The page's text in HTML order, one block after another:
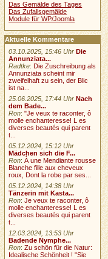
Das Gemälde des Tages
Das Zufallsgemälde
Module für WP/Joomla
Aktuelle Kommentare
03.10.2025, 15:46 Uhr Die
Annunziata...
Radtke: Die Zuschreibung als
Annunziata scheint mir
zweifelhaft zu sein, der Blic
ist na...
25.06.2025, 17:44 Uhr Nach
dem Bade...
Ron:"Je veux te raconter, ô
molle enchanteresse! L es
diverses beautés qui parent
t...
05.12.2024, 15:12 Uhr
Mädchen sich die F...
Ron:À une Mendiante rousse
Blanche fille aux cheveux
roux, Dont la robe par ses...
05.12.2024, 14:38 Uhr
Tänzerin mit Kasta...
Ron:Je veux te raconter, ô
molle enchanteresse! L es
diverses beautés qui parent
t...
12.03.2024, 13:53 Uhr
Badende Nymphe...
Ron:Zu schön für die Natur:
Idealische Schönheit ! "Sie